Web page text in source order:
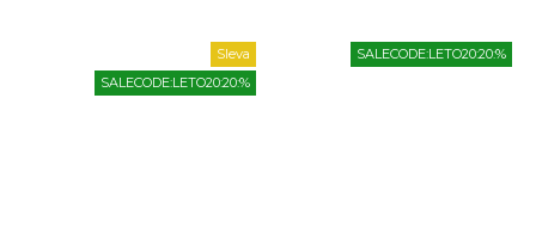
Sleva
SALECODE:LETO20:20:%
SALECODE:LETO20:20:%